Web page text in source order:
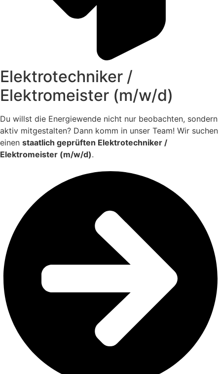
Elektrotechniker /
Elektromeister (m/w/d)
Du willst die Energiewende nicht nur beobachten, sondern
aktiv mitgestalten? Dann komm in unser Team! Wir suchen
einen staatlich geprüften Elektrotechniker /
Elektromeister (m/w/d).